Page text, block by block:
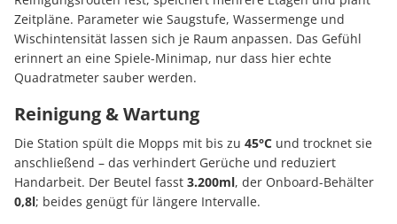
Zeitpläne. Parameter wie Saugstufe, Wassermenge und
Wischintensität lassen sich je Raum anpassen. Das Gefühl
erinnert an eine Spiele-Minimap, nur dass hier echte
Quadratmeter sauber werden.
Reinigung & Wartung
Die Station spült die Mopps mit bis zu 45°C und trocknet sie
anschließend – das verhindert Gerüche und reduziert
Handarbeit. Der Beutel fasst 3.200ml, der Onboard-Behälter
0,8l; beides genügt für längere Intervalle.